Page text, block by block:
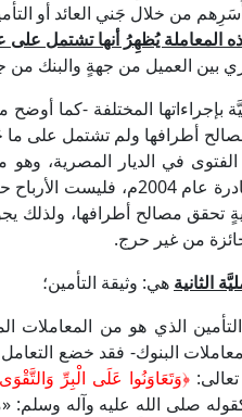
من خلال جَني العائد أو
المعاملة يُظهِرُ أنها تشتمل على
بين العميل من جهةٍ والبنك
بإجراءاتها المختلفة -كما
أطرافها ولم تشتمل على
2003م، ولائحته التنفيذية
تحقق مصالح أطرافها، ولذلك
من غير حرج.
الثانية هي: وثيقة التأمين؛
الذي هو من المعاملات
البنوك- فقد خضع التعامل
﴿وَتَعَاوَنُوا عَلَى الْبِرِّ
2]، وكقوله صلى الله عليه